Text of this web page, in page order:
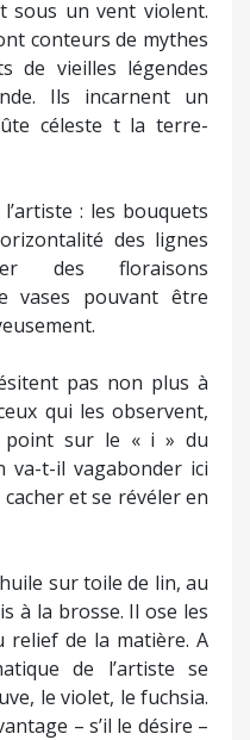
point sur le « i » du
va-t-il vagabonder ici
et se révéler en
sur toile de lin, au
relief de la matière. A
de l’artiste se
le violet, le fuchsia.
– s’il le désire –
à sa signature,
cette année ses
Pour célébrer cet
de la sérénité.
toute urgence.
de l’artiste qui
: « Je laisse dans
d’imaginer,